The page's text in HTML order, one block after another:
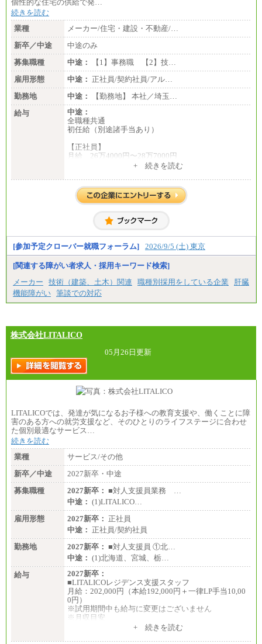
川口 ：時給1,150円～
佐世保：時給1,035円～
沖縄 ：時給1,025円～1,350円
※給与は実務経験・職種・配属部署によって異なり
ます
※交通費：月5万円まで
個性的な住宅の供給で発…
続きを読む
業種
メーカー/住宅・建設・不動産/…
新卒／中途
中途のみ
募集職種
中途：
【1】事務職 【2】技…
雇用形態
中途： 正社員/契約社員/アル…
勤務地
中途：
【勤務地】 本社／埼玉…
給与
中途：
全職種共通
初任給（別途諸手当あり）
【正社員】
月給 26万4000円〜28万7000円
月給 21万6300円〜27万1200円
【アルバイト・パート・時給制】
神奈川/1,390円～、静岡/1,240円～、滋賀/1,220円
～、
愛知/1,290円～
※正社員・契約社員登用制度あり
※上記給与をベースにスキル・経験に応じて、決定
します。
※試用期間中も給与に変更はございません
+ 続きを読む
[参加予定クローバー就職フォーラム] 2026/9/5 (土) 東京
[関連する障がい者求人・採用キーワード検索]
メーカー
技術（建築、土木）関連 職種別採用をしている企業
肝臓
機能障がい 筆談での対応
株式会社LITALICO
05月26日更新
LITALICOでは、発達が気になるお子様への教育支援や、働くことに障
害のある方への就労支援など、そのひとりのライフステージに合わせ
た個別最適なサービス…
続きを読む
業種
サービス/その他
新卒／中途
2027新卒・中途
募集職種
2027新卒： ■対人支援員業務 …
中途： (1)LITALICO…
雇用形態
2027新卒： 正社員
中途： 正社員/契約社員
勤務地
2027新卒： ■対人支援員 ①北…
中途： (1)北海道、宮城、栃…
給与
2027新卒：
■LITALICOレジデンス支援スタッフ
月給：202,000円（本給192,000円＋一律LP手当10,00
0円）
※試用期間中も給与に変更はございません
※月収目安
+ 続きを読む